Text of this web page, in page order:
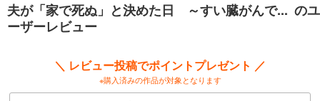
最期の瞬間まで自分らしく生きた夫。妻はどう支えたのか？ 自宅で“幸せ
な最期”を迎えるために家族は何をすべきか？ “くらたま”が綴った在宅看
◆2000人以上を看取った在宅緩和ケア医・萬田緑平氏による「在宅ケア
＆看取り」の解説付き
夫が「家で死ぬ」と決めた日 ～すい臓がんで... のユ
ーザーレビュー
＼ レビュー投稿でポイントプレゼント ／
※購入済みの作品が対象となります